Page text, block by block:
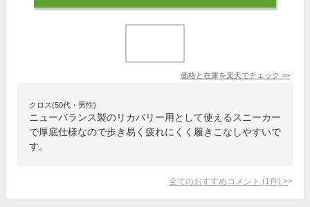
価格と在庫を楽天でチェック >>
クロス(50代・男性)
ニューバランス製のリカバリー用として使えるスニーカー
で厚底仕様なので歩き易く疲れにくく履きこなしやすいで
す。
全てのおすすめコメント (1 件) >